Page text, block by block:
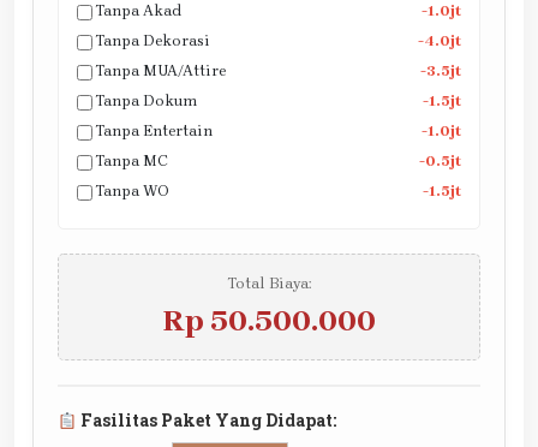
Tanpa Akad
-1.0jt
Tanpa Dekorasi
-4.0jt
Tanpa MUA/Attire
-3.5jt
Tanpa Dokum
-1.5jt
Tanpa Entertain
-1.0jt
Tanpa MC
-0.5jt
Tanpa WO
-1.5jt
Total Biaya:
Rp 50.500.000
Fasilitas Paket Yang Didapat: